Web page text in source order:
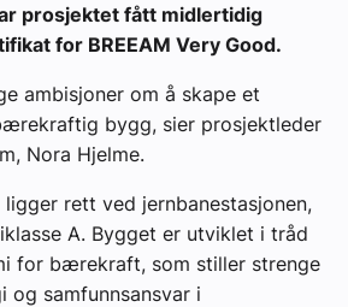
prosjektet fått midlertidig
for BREEAM Very Good.
ambisjoner om å skape et
bygg, sier prosjektleder
Nora Hjelme.
rett ved jernbanestasjonen,
A. Bygget er utviklet i tråd
for bærekraft, som stiller strenge
og samfunnsansvar i